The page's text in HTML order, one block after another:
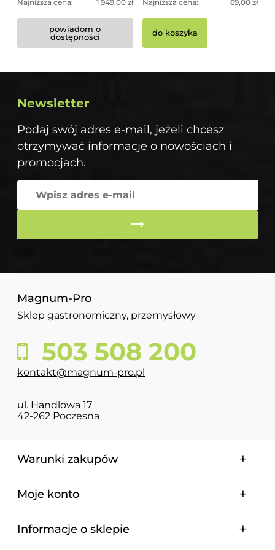
Najniższa cena: 1 949,00 zł
powiadom o
dostępności
Najniższa cena: 69,00 zł
do koszyka
Newsletter
Podaj swój adres e-mail, jeżeli chcesz
otrzymywać informacje o nowościach i
promocjach.
Magnum-Pro
Sklep gastronomiczny, przemysłowy
503 508 200
kontakt@magnum-pro.pl
ul. Handlowa 17
42-262 Poczesna
Warunki zakupów
Moje konto
Informacje o sklepie